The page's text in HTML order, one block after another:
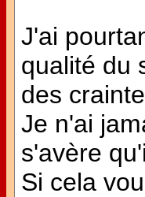
J'ai
qualité du
des
Je n'ai
s'avère
Si cela